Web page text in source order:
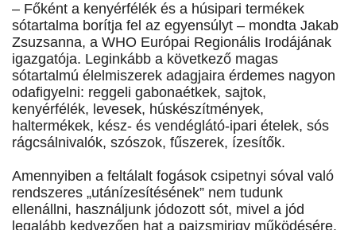
– Főként a kenyérfélék és a húsipari termékek
sótartalma borítja fel az egyensúlyt – mondta Jakab
Zsuzsanna, a WHO Európai Regionális Irodájának
igazgatója. Leginkább a következő magas
sótartalmú élelmiszerek adagjaira érdemes nagyon
odafigyelni: reggeli gabonaétkek, sajtok,
kenyérfélék, levesek, húskészítmények,
haltermékek, kész- és vendéglátó-ipari ételek, sós
rágcsálnivalók, szószok, fűszerek, ízesítők.
Amennyiben a feltálalt fogások csipetnyi sóval való
rendszeres „utánízesítésének” nem tudunk
ellenállni, használjunk jódozott sót, mivel a jód
legalább kedvezően hat a pajzsmirigy működésére.